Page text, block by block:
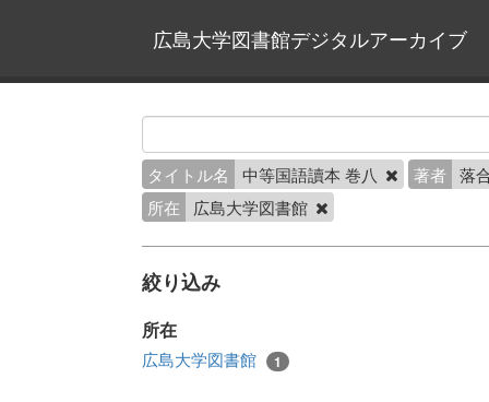
広島大学図書館デジタルアーカイブ
タイトル名 中等国語讀本 巻八 著者
落
所在
広島大学図書館
絞り込み
所在
広島大学図書館 1